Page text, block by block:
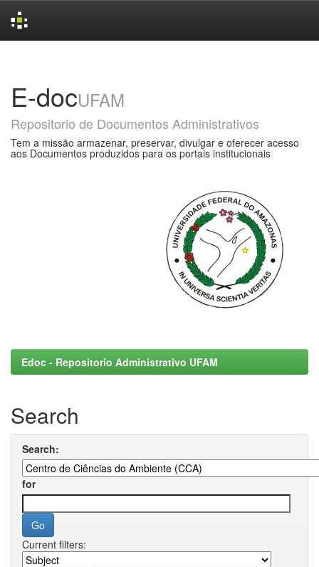
E-docUFAM
Repositorio de Documentos Administrativos
Tem a missão armazenar, preservar, divulgar e oferecer acesso
aos Documentos produzidos para os portais institucionais
Edoc - Repositorio Administrativo UFAM
Search
Search:
for
Current filters: